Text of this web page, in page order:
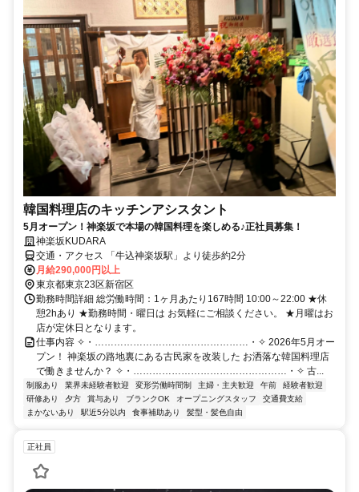
韓国料理店のキッチンアシスタント
5月オープン！神楽坂で本場の韓国料理を楽しめる♪正社員募集！
神楽坂KUDARA
交通・アクセス 「牛込神楽坂駅」より徒歩約2分
月給290,000円以上
東京都東京23区新宿区
勤務時間詳細 総労働時間：1ヶ月あたり167時間 10:00～22:00 ★休
憩2hあり ★勤務時間・曜日は お気軽にご相談ください。 ★月曜はお
店が定休日となります。
仕事内容 ✧・…………………………………………・✧ 2026年5月オー
プン！ 神楽坂の路地裏にある古民家を改装した お洒落な韓国料理店
で働きませんか？ ✧・…………………………………………・✧ 古...
制服あり 業界未経験者歓迎 変形労働時間制 主婦・主夫歓迎 午前
経験者歓迎
研修あり
夕方 賞与あり ブランクOK オープニングスタッフ
交通費支給
まかないあり
駅近5分以内 食事補助あり 髪型・髪色自由
正社員